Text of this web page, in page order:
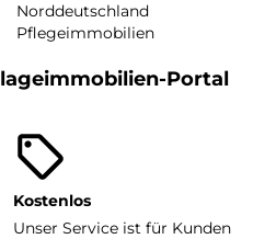
Norddeutschland
Pflegeimmobilien
Portal
Kostenlos
Unser Service ist für Kunden